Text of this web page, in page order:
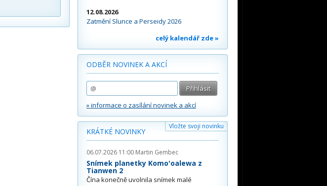
12.08.2026
Zatmění Slunce a Perseidy 2026
celý kalendář zde »
ODBĚR NOVINEK A AKCÍ
» informace o zasílání novinek a akcí
Vložte svoji novinku
KRÁTKÉ NOVINKY
06.07.2026 11:00 Martin Gembec
Snímek planetky Komo'oalewa z
Tianwen 2
Čína konečně uvolnila snímek malé